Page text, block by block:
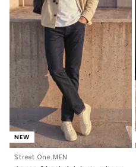
NEW
Street One MEN